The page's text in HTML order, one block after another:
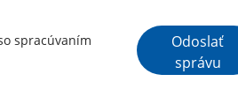
spracúvaním
GoogleOdoslať
správu